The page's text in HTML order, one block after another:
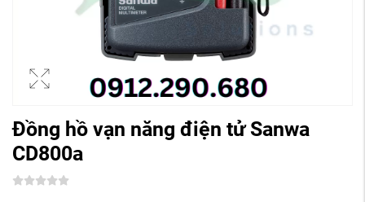
Đồng hồ vạn năng điện tử Sanwa
CD800a